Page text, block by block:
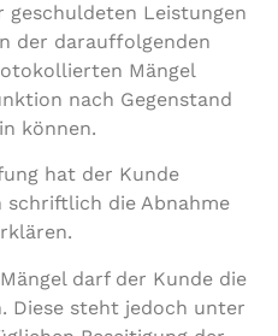
geschuldeten Leistungen
der darauffolgenden
Mängel
nach Gegenstand
können.
hat der Kunde
schriftlich die Abnahme
darf der Kunde die
Diese steht jedoch unter